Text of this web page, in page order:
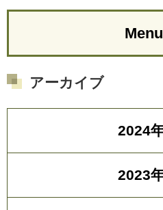
Menu
アーカイブ
2024
2023